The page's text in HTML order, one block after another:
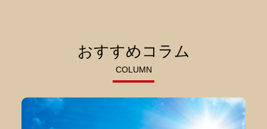
おすすめコラム
COLUMN